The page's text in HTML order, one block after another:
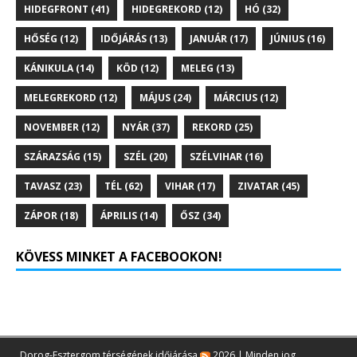
HIDEGFRONT (41) HIDEGREKORD (12) HÓ (32)
HŐSÉG (12) IDŐJÁRÁS (13) JANUÁR (17) JÚNIUS (16)
KÁNIKULA(14) KÖD (12) MELEG (13)
MELEGREKORD (12) MÁJUS (24) MÁRCIUS (12)
NOVEMBER (12) NYÁR (37) REKORD (25)
SZÁRAZSÁG (15) SZÉL (20) SZÉLVIHAR (16)
TAVASZ (23) TÉL (62) VIHAR (17) ZIVATAR (45)
ZÁPOR (18) ÁPRILIS (14) ŐSZ (34)
KÖVESS MINKET A FACEBOOKON!